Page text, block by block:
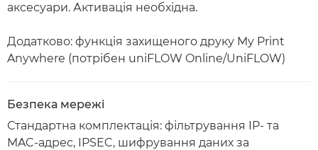
аксесуари. Активація необхідна.
Додатково: функція захищеного друку My Print
Anywhere (потрібен uniFLOW Online/UniFLOW)
Безпека мережі
Стандартна комплектація: фільтрування IP- та
MAC-адрес, IPSEC, шифрування даних за